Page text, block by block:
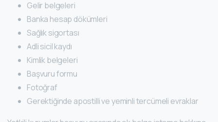
Gelir belgeleri
Banka hesap dökümleri
Sağlık sigortası
Adli sicil kaydı
Kimlik belgeleri
Başvuru formu
Fotoğraf
Gerektiğinde apostilli ve yeminli tercümeli evraklar